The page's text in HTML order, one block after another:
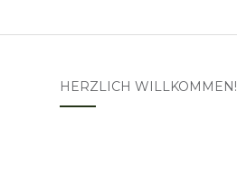
HERZLICH WILLKOMMEN!